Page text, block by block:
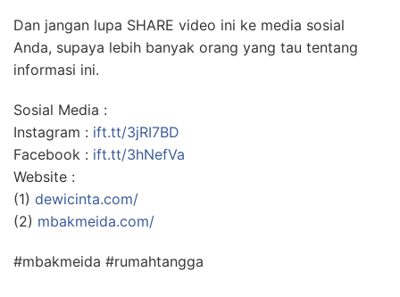
Dan jangan lupa SHARE video ini ke media sosial
Anda, supaya lebih banyak orang yang tau tentang
informasi ini.
Sosial Media :
Instagram : ift.tt/3jRI7BD
Facebook : ift.tt/3hNefVa
Website :
(1) dewicinta.com/
(2) mbakmeida.com/
#mbakmeida #rumahtangga